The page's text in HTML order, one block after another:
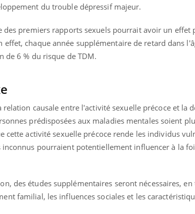
du trouble dépressif majeur.
des premiers rapports sexuels pourrait avoir un effet
effet, chaque année supplémentaire de retard dans
de 6 % du risque de TDM.
causale entre l'activité sexuelle précoce et la
prédisposées aux maladies mentales soient
cette activité sexuelle précoce rende les individus
pourraient potentiellement influencer à la
des études supplémentaires seront nécessaires,
familial, les influences sociales et les